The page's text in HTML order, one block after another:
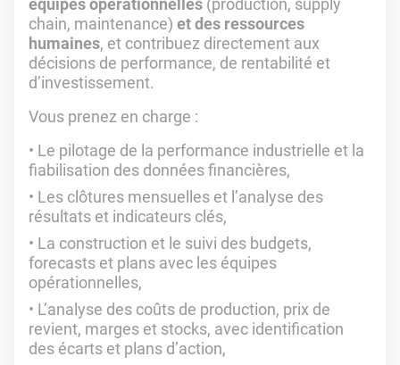
équipes opérationnelles (production, supply
chain, maintenance) et des ressources
humaines, et contribuez directement aux
décisions de performance, de rentabilité et
d’investissement.
Vous prenez en charge :
Le pilotage de la performance industrielle et la
fiabilisation des données financières,
Les clôtures mensuelles et l’analyse des
résultats et indicateurs clés,
La construction et le suivi des budgets,
forecasts et plans avec les équipes
opérationnelles,
L’analyse des coûts de production, prix de
revient, marges et stocks, avec identification
des écarts et plans d’action,